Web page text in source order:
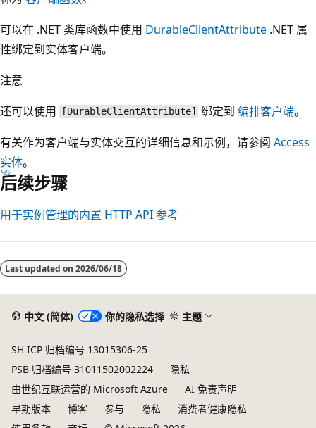
可以在 .NET 类库函数中使用 DurableClientAttribute .NET 属
性绑定到实体客户端。
注意
还可以使用
[DurableClientAttribute] 绑定到编排客户端。
有关作为客户端与实体交互的详细信息和示例，请参阅 Access
实体。
后续步骤
用于实例管理的内置 HTTP API 参考
Last updated on 2026/06/18
中文 (简体) 你的隐私选择 主题
SH ICP 归档编号 13015306-25
PSB 归档编号 31011502002224
隐私
由世纪互联运营的 Microsoft Azure
AI 免责声明
早期版本
博客 参与 隐私
消费者健康隐私